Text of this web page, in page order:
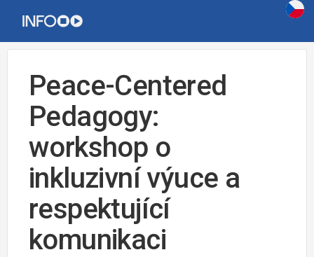
Peace-Centered
Pedagogy:
workshop o
inkluzivní výuce a
respektující
komunikaci